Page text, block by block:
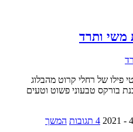
משי ותרד
פילו של רחלי קרוט מהבלוג
בורקס טבעוני פשוט וטעים
4 תגובות המשך